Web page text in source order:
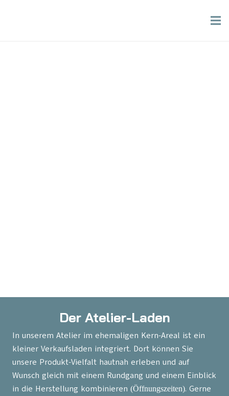
Der Atelier-Laden
In unserem Atelier im ehemaligen Kern-Areal ist ein
kleiner Verkaufsladen integriert. Dort können Sie
unsere Produkt-Vielfalt hautnah erleben und auf
Wunsch gleich mit einem Rundgang und einem Einblick
in die Herstellung kombinieren (Öffnungszeiten). Gerne